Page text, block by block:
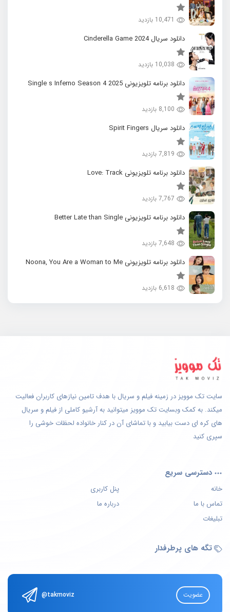
10,471 بازدید
دانلود سریال 2024 Cinderella Game
10,038 بازدید
دانلود برنامه تلویزیونی 2025 Single s Inferno Season 4
8,100 بازدید
دانلود سریال Spirit Fingers
7,819 بازدید
دانلود برنامه تلویزیونی Love: Track
7,767 بازدید
دانلود برنامه تلویزیونی Better Late than Single
7,648 بازدید
دانلود برنامه تلویزیونی Noona, You Are a Woman to Me
6,618 بازدید
سایت تک موویز در زمینه فیلم و سریال با هدف تامین نیازهای کاربران فعالیت
میکند. به کمک وبسایت تک موویز میتوانید به آرشیو کاملی از فیلم و سریال
های کره ای دست بیابید و با تماشای آن در کنار خانواده لحظات خوشی را
سپری کنید
دسترسی سریع
خانه
پنل کاربری
تماس با ما
درباره ما
تبلیغات
تگه های پرطرفدار
@takmoviz عضویت